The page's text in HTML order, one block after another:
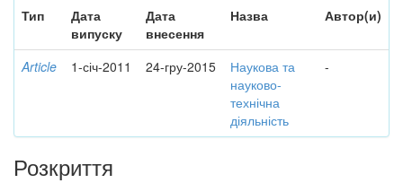
Тип
Дата
випуску
Дата
внесення
Назва Автор(и)
Article 1-січ-2011 24-гру-2015
Наукова та
науково-
технічна
діяльність
-
Розкриття